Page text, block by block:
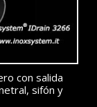
con salida
sifón y